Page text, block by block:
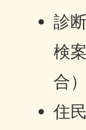
診
検
合）
住